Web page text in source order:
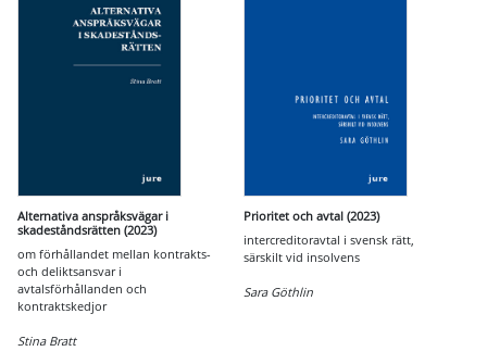
Alternativa anspråksvägar i
skadeståndsrätten (2023)
om förhållandet mellan kontrakts-
och deliktsansvar i
avtalsförhållanden och
kontraktskedjor
Stina Bratt
Prioritet och avtal (2023)
intercreditoravtal i svensk rätt,
särskilt vid insolvens
Sara Göthlin